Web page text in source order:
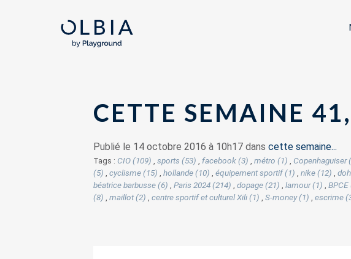
CETTE SEMAINE
Publié le 14 octobre 2016 à 10h17 dans cette semaine...
Tags : CIO (109) sports (53) facebook (3) métro (1) Copenhaguiser
(5)
cyclisme (15) hollande (10) équipement sportif (1) nike (12)
béatrice barbusse (6)
Paris 2024 (214) dopage (21) lamour (1) BPCE
(8)
maillot (2) centre sportif et culturel Xili (1) S-money (1) escrime